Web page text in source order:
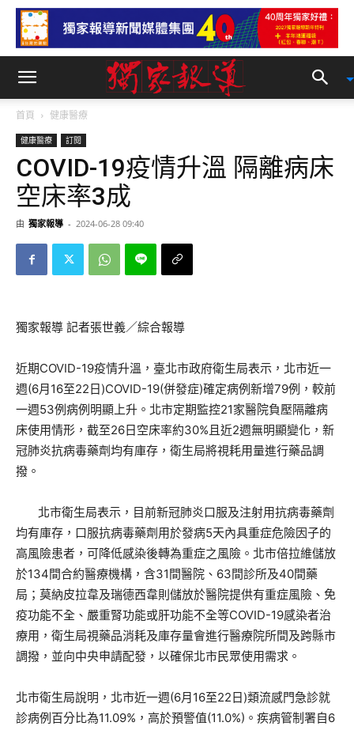
首頁 健康醫療
健康醫療 訂閱
COVID-19疫情升溫 隔離病床
空床率3成
由 獨家報導 - 2024-06-28 09:40
獨家報導 記者張世義／綜合報導
近期COVID-19疫情升溫，臺北市政府衛生局表示，北市近一
週(6月16至22日)COVID-19(併發症)確定病例新增79例，較前
一週53例病例明顯上升。北市定期監控21家醫院負壓隔離病
床使用情形，截至26日空床率約30%且近2週無明顯變化，新
冠肺炎抗病毒藥劑均有庫存，衛生局將視耗用量進行藥品調
撥。
北市衛生局表示，目前新冠肺炎口服及注射用抗病毒藥劑
均有庫存，口服抗病毒藥劑用於發病5天內具重症危險因子的
高風險患者，可降低感染後轉為重症之風險。北市倍拉維儲放
於134間合約醫療機構，含31間醫院、63間診所及40間藥
局；莫納皮拉韋及瑞德西韋則儲放於醫院提供有重症風險、免
疫功能不全、嚴重腎功能或肝功能不全等COVID-19感染者治
療用，衛生局視藥品消耗及庫存量會進行醫療院所間及跨縣市
調撥，並向中央申請配發，以確保北市民眾使用需求。
北市衛生局說明，北市近一週(6月16至22日)類流感門急診就
診病例百分比為11.09%，高於預警值(11.0%)。疾病管制署自6